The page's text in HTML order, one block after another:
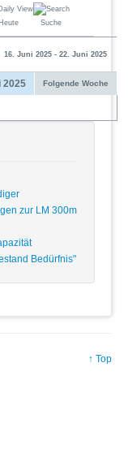
Heute Suche
16. Juni 2025 - 22. Juni 2025
2025 Folgende Woche
zur LM 300m
Bedürfnis"
↑ Top